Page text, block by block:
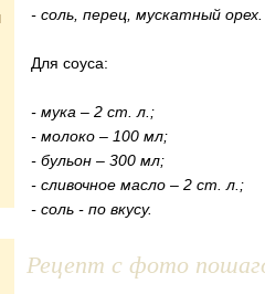
- соль, перец, мускатный орех.
Для соуса:
- мука – 2 ст. л.;
- молоко – 100 мл;
- бульон – 300 мл;
- сливочное масло – 2 ст. л.;
- соль - по вкусу.
Рецепт с фото